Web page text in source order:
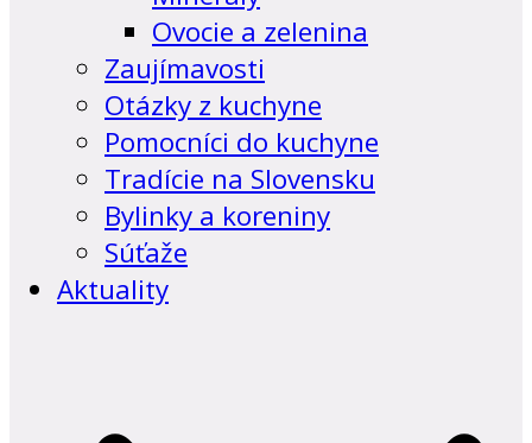
Ovocie a zelenina
Zaujímavosti
Otázky z kuchyne
Pomocníci do kuchyne
Tradície na Slovensku
Bylinky a koreniny
Súťaže
Aktuality